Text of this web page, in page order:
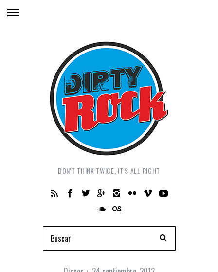
DON'T THINK TWICE, IT'S ALL RIGHT